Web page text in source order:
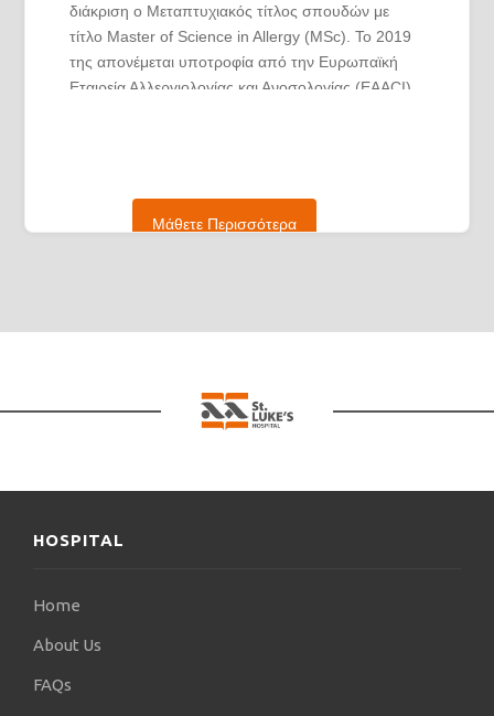
διάκριση ο Μεταπτυχιακός τίτλος σπουδών με
τίτλο Master of Science in Allergy (MSc). Το 2019
της απονέμεται υποτροφία από την Ευρωπαϊκή
Εταιρεία Αλλεργιολογίας και Ανοσολογίας (EAACI),
κλινικής, παρέχοντας τις υπηρεσίες της στα παιδιά
της Ανατολικής Μακεδονίας και Θράκης.
Παιδοαλλεργιολογικό ιατρείο με στόχο την ποιοτική
Από τον Ιανουάριο του 2023, η Μαρία Νιβάτση
Παιδοαλλεργιολογικού ιατρείου της Ιδιωτικής
Θεσσαλονίκης), το οποίο έχει μόνο στόχο και
σκοπό την πρόληψη και σωστή αντιμετώπιση
Μάθετε Περισσότερα
HOSPITAL
Home
About Us
FAQs